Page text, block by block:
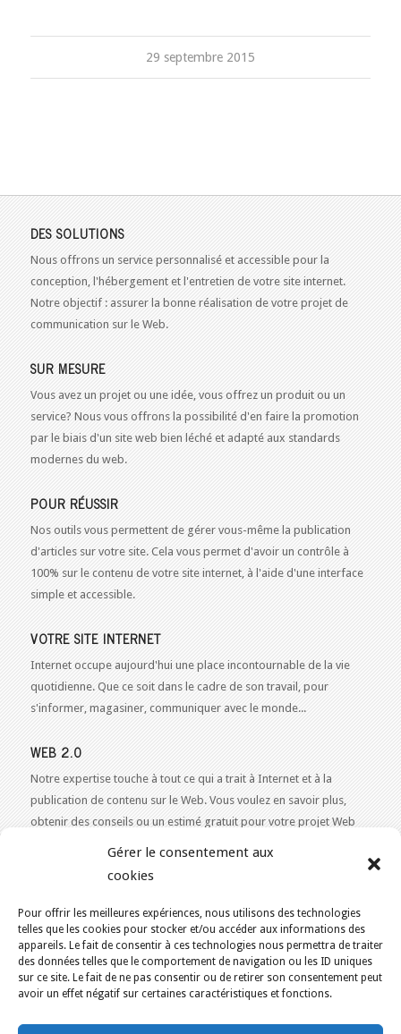
Gérer le consentement aux
cookies
Pour offrir les meilleures expériences, nous utilisons des technologies
telles que les cookies pour stocker et/ou accéder aux informations des
appareils. Le fait de consentir à ces technologies nous permettra de traiter
des données telles que le comportement de navigation ou les ID uniques
sur ce site. Le fait de ne pas consentir ou de retirer son consentement peut
avoir un effet négatif sur certaines caractéristiques et fonctions.
29 septembre 2015
DES SOLUTIONS
Nous offrons un service personnalisé et accessible pour la
conception, l'hébergement et l'entretien de votre site internet.
Notre objectif : assurer la bonne réalisation de votre projet de
communication sur le Web.
SUR MESURE
Vous avez un projet ou une idée, vous offrez un produit ou un
service? Nous vous offrons la possibilité d'en faire la promotion
par le biais d'un site web bien léché et adapté aux standards
modernes du web.
POUR RÉUSSIR
Nos outils vous permettent de gérer vous-même la publication
d'articles sur votre site. Cela vous permet d'avoir un contrôle à
100% sur le contenu de votre site internet, à l'aide d'une interface
simple et accessible.
VOTRE SITE INTERNET
Internet occupe aujourd'hui une place incontournable de la vie
quotidienne. Que ce soit dans le cadre de son travail, pour
s'informer, magasiner, communiquer avec le monde...
WEB 2.0
Notre expertise touche à tout ce qui a trait à Internet et à la
publication de contenu sur le Web. Vous voulez en savoir plus,
obtenir des conseils ou un estimé gratuit pour votre projet Web
VOUS ÊTES ICI : ACCUEIL / BLOGUE / BERNARD LANDRY
KAJOOM.CA- SERVICES INTERNET
Accueil English Services Outils & Solutions